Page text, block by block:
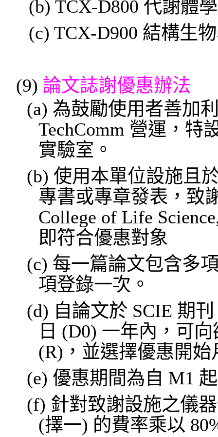
(b) TCX-D800 代謝體
(c) TCX-D900 結構生
(9) 論文誌謝優惠辦法
(a) 為鼓勵使用者善加
TechComm 營運，特
實驗室。
(b) 使用本單位設施且
專書或專章發表，致
College of Life
即符合優惠對象
(c) 每一篇論文包含多
項登錄一次。
(d) 自論文於 SCIE 期
日 (D0) 一年內 ，可
(R)，並選擇優惠開始
(e) 優惠期間為自 M1
(f) 針對致謝設施之儀
(擇一) 的費率乘以